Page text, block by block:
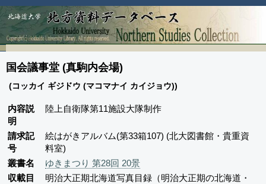
国会議事堂 (真駒内会場)
(コッカイ ギジドウ (マコマナイ カイジョウ))
内容説
明
陸上自衛隊第11施設大隊制作
請求記
号
絵はがきアルバム(第33箱107) (北大図書館・貴重資
料室)
叢書名
ゆきまつり 第28回 20景
収載目
明治大正期北海道写真目録（明治大正期の北海道・